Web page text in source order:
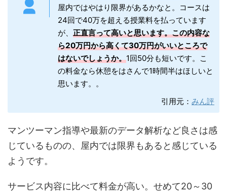
屋内ではやはり限界があるかなと。コースは
24回で40万を超える授業料を払っています
が、 正直言って高いと思います。この内容な
ら20万円から高くて30万円がいいところで
はないでしょうか。1回50分も短いです。こ
の料金なら休憩をはさんで1時間半はほしいと
思います。。
引用元： みん評
マンツーマン指導や最新のデータ解析など良さは感
じているものの、屋内では限界もあると感じている
ようです。
サービス内容に比べて料金が高い。せめて20～30